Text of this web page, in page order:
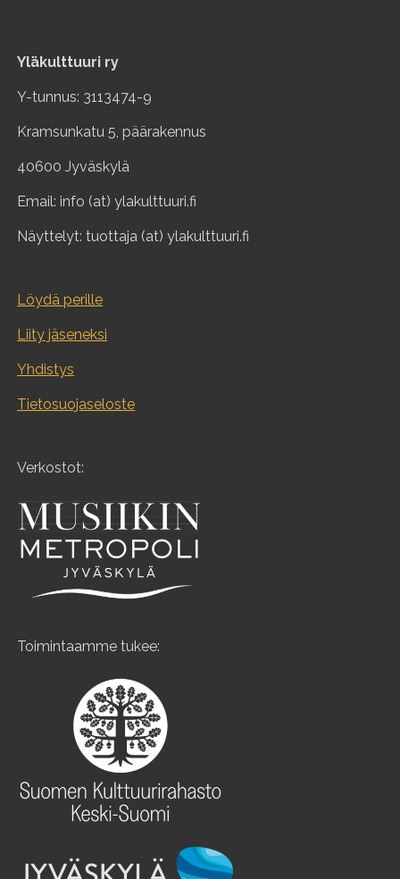
Yläkulttuuri ry
Y-tunnus: 3113474-9
Kramsunkatu 5, päärakennus
40600 Jyväskylä
Email: info (at) ylakulttuuri.fi
Näyttelyt: tuottaja (at) ylakulttuuri.fi
Löydä perille
Liity jäseneksi
Yhdistys
Tietosuojaseloste
Verkostot:
Toimintaamme tukee: